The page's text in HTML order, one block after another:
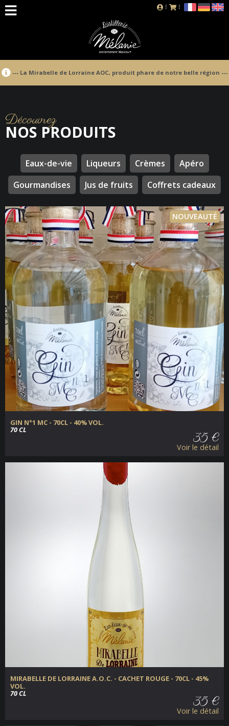
--- La Mirabelle de Lorraine AOC, produit phare de notre belle région ---
Découvrez
NOS PRODUITS
Eaux-de-vie Liqueurs Crèmes
Apéro
Gourmandises
Jus de fruits Coffrets cadeaux
NOUVEAUTÉ
GIN N°1 MC - 70CL - 40% VOL.
70 CL
35 €
Voir le détail
MIRABELLE DE LORRAINE A.O.C. - CACHET ROUGE - 70CL - 45%
VOL.
70 CL
35 €
Voir le détail